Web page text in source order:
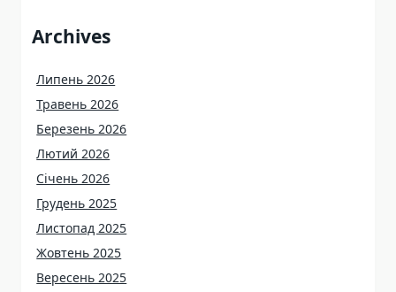
Archives
Липень 2026
Травень 2026
Березень 2026
Лютий 2026
Січень 2026
Грудень 2025
Листопад 2025
Жовтень 2025
Вересень 2025